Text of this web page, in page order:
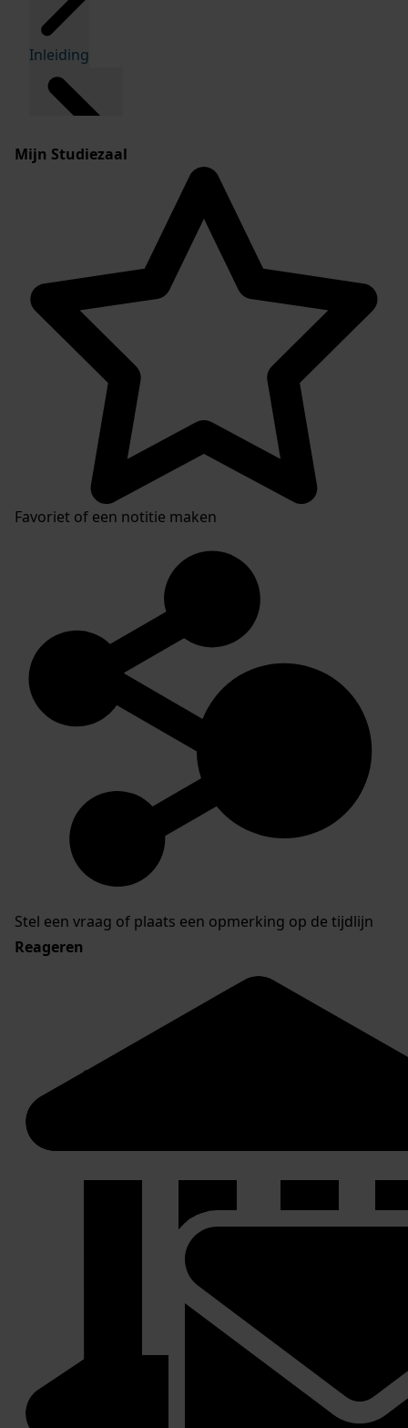
Inleiding
Mijn Studiezaal
Favoriet of een notitie maken
Stel een vraag of plaats een opmerking op de tijdlijn
Reageren